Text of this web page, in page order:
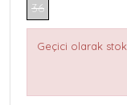
36
Geçici olarak